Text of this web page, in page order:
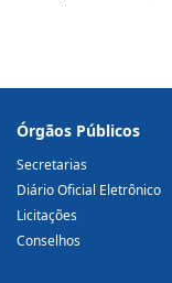
Órgãos Públicos
Secretarias
Diário Oficial Eletrônico
Licitações
Conselhos